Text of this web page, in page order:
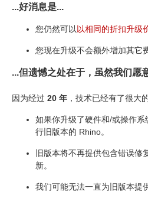
...好消息是...
您仍然可以 以相同的折扣升级
您现在升级不会额外增加其它
...但遗憾之处在于，虽然我们愿
因为经过 20 年 ，技术已经有了很大
如果你升级了硬件和/或操作
行旧版本的 Rhino。
旧版本将不再提供包含错误修
新。
我们可能无法一直为旧版本提